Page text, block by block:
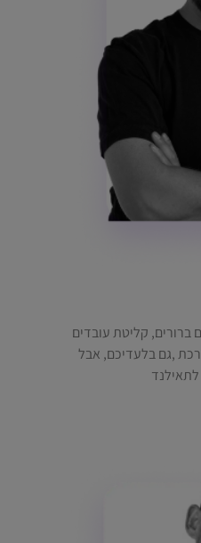
ברורים, קליטת עובדים
,גם בלעדיכם, אבל